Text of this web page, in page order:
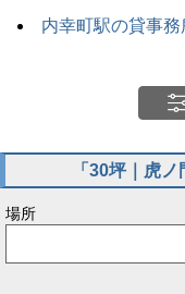
内幸町駅の貸事
「30坪｜虎
場所